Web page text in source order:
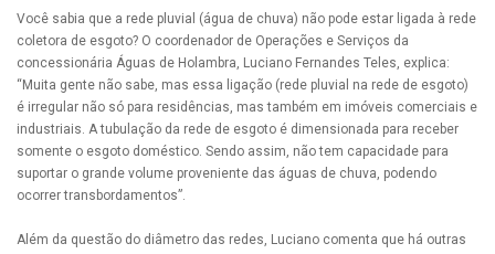
Você sabia que a rede pluvial (água de chuva) não pode estar ligada à rede
coletora de esgoto? O coordenador de Operações e Serviços da
concessionária Águas de Holambra, Luciano Fernandes Teles, explica:
“Muita gente não sabe, mas essa ligação (rede pluvial na rede de esgoto)
é irregular não só para residências, mas também em imóveis comerciais e
industriais. A tubulação da rede de esgoto é dimensionada para receber
somente o esgoto doméstico. Sendo assim, não tem capacidade para
suportar o grande volume proveniente das águas de chuva, podendo
ocorrer transbordamentos”.
Além da questão do diâmetro das redes, Luciano comenta que há outras